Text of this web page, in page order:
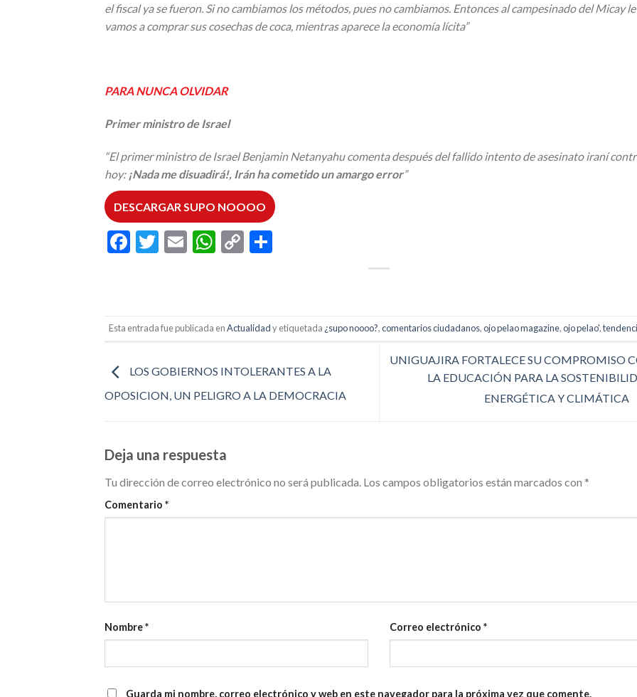
el fiscal ya se fueron. Si no cambiamos los métodos, pues no cambiamos. Entonces al campesinado del Micay le
vamos a comprar sus cosechas de coca, mientras aparece la economía lícita”
PARA NUNCA OLVIDAR
Primer ministro de Israel
“El primer ministro de Israel Benjamin Netanyahu comenta después del fallido intento de asesinato iraní
hoy: ¡Nada me disuadirá!, Irán ha cometido un amargo error”
DESCARGAR SUPO NOOOO
Facebook
Twitter
EmailWhatsApp
Copy
Esta entrada fue publicada enActualidady etiquetada ¿supo noooo?,comentarios ciudadanos,ojo pelao magazine,ojo pelao',
LOS GOBIERNOS INTOLERANTES A LA
OPOSICION, UN PELIGRO A LA DEMOCRACIA
UNIGUAJIRA FORTALECE SU COMPROMISO
LA EDUCACIÓN PARA LA
ENERGÉTICA Y CLIMÁTICA
Deja una respuesta
Tu dirección de correo electrónico no será publicada. Los campos obligatorios están marcados con *
Comentario *
Nombre* Correo electrónico*
Guarda mi nombre, correo electrónico y web en este navegador para la próxima vez que comente.